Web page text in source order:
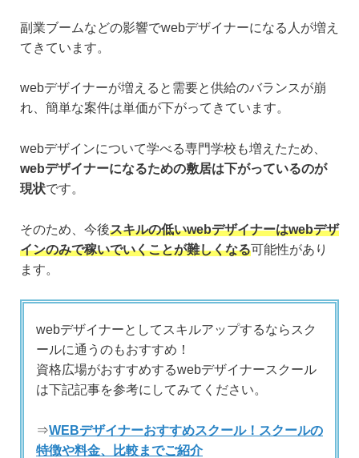
副業ブームなどの影響でwebデザイナーになる人が増え
てきています。
webデザイナーが増えると需要と供給のバランスが崩
れ、簡単な案件は単価が下がってきています。
webデザインについて学べる専門学校も増えたため、
webデザイナーになるための敷居は下がっているのが
現状です。
そのため、今後スキルの低いwebデザイナーはwebデザ
インのみで稼いでいくことが難しくなる可能性があり
ます。
webデザイナーとしてスキルアップするならスク
ールに通うのもおすすめ！
資格広場がおすすめするwebデザイナースクール
は下記記事を参考にしてみてください。
⇒WEBデザイナーおすすめスクール！スクールの
特徴や料金、比較までご紹介